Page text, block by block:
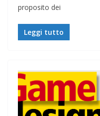
proposito dei
Leggi tutto